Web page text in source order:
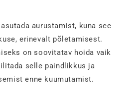
aurustamist, kuna see
erinevalt põletamisest.
on soovitatav hoida vaik
selle paindlikkus ja
enne kuumutamist.